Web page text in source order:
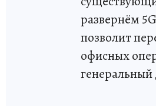
развернём
позволит
офисных